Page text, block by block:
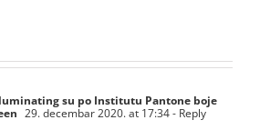
su po Institutu Pantone boje
29. decembar 2020. at 17:34- Reply